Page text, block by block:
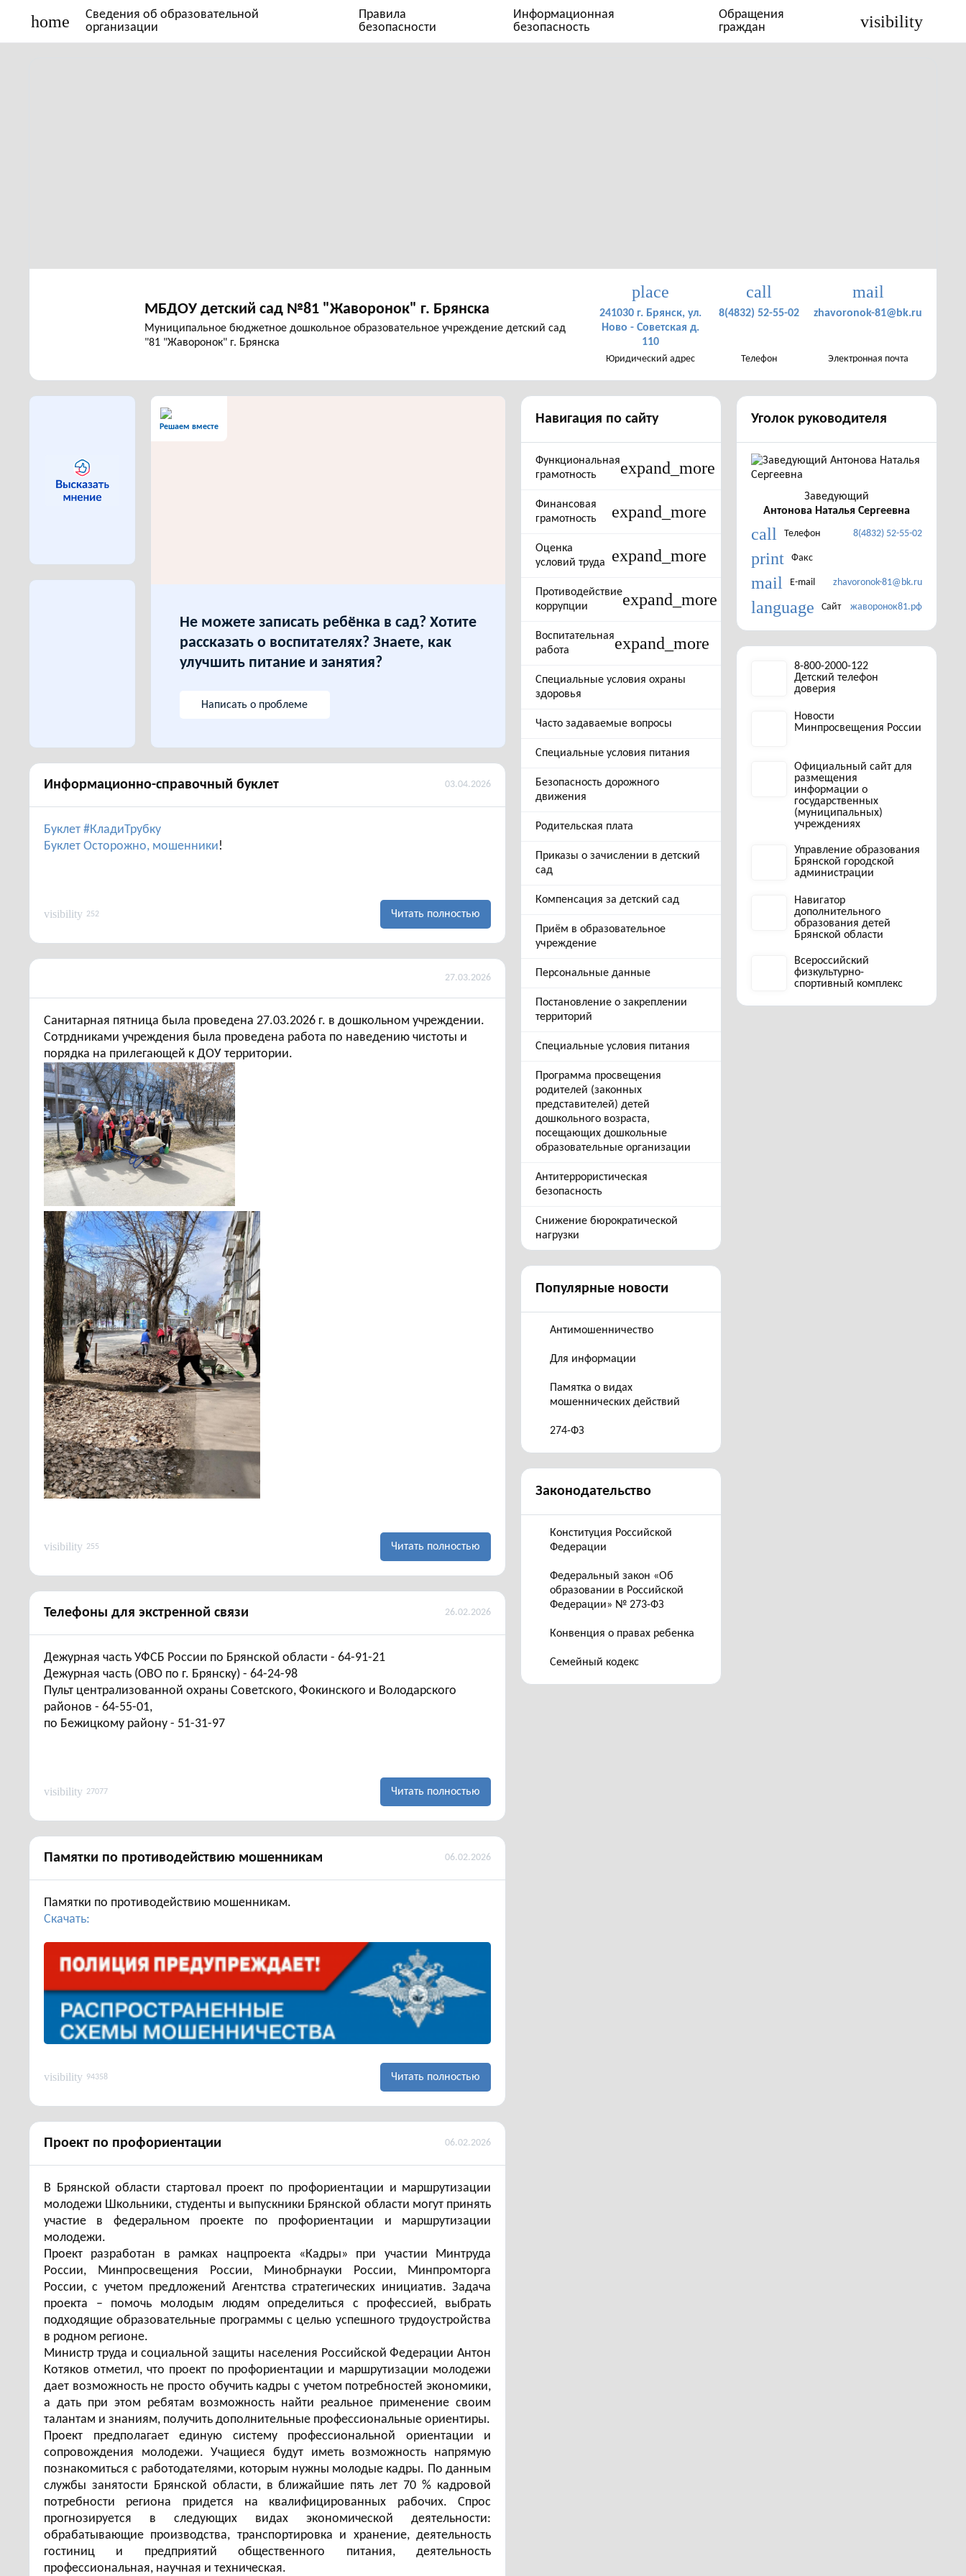
home
Сведения об образовательной
организации
Правила
безопасности
Информационная
безопасность
Обращения
граждан
visibility
МБДОУ детский сад №81 "Жаворонок" г. Брянска
Муниципальное бюджетное дошкольное образовательное учреждение детский сад
"81 "Жаворонок" г. Брянска
place
241030 г. Брянск, ул.
Ново - Советская д.
110
Юридический адрес
call
8(4832) 52-55-02
Телефон
mail
zhavoronok-81@bk.ru
Электронная почта
Решаем вместе
Не можете записать ребёнка в сад? Хотите
рассказать о воспитателях? Знаете, как
улучшить питание и занятия?
Написать о проблеме
Информационно-справочный буклет 03.04.2026
Буклет #КладиТрубку
Буклет Осторожно, мошенники!
visibility 252 Читать полностью
27.03.2026
Санитарная пятница была проведена 27.03.2026 г. в дошкольном учреждении.
Сотрдниками учреждения была проведена работа по наведению чистоты и
порядка на прилегающей к ДОУ территории.
visibility 255 Читать полностью
Телефоны для экстренной связи 26.02.2026
Дежурная часть УФСБ России по Брянской области - 64-91-21
Дежурная часть (ОВО по г. Брянску) - 64-24-98
Пульт централизованной охраны Советского, Фокинского и Володарского
районов - 64-55-01,
по Бежицкому району - 51-31-97
visibility 27077 Читать полностью
Памятки по противодействию мошенникам 06.02.2026
Памятки по противодействию мошенникам.
Скачать:
visibility 94358 Читать полностью
Проект по профориентации 06.02.2026
В Брянской области стартовал проект по профориентации и маршрутизации
молодежи Школьники, студенты и выпускники Брянской области могут принять
участие в федеральном проекте по профориентации и маршрутизации
молодежи.
Проект разработан в рамках нацпроекта «Кадры» при участии Минтруда
России, Минпросвещения России, Минобрнауки России, Минпромторга
России, с учетом предложений Агентства стратегических инициатив. Задача
проекта – помочь молодым людям определиться с профессией, выбрать
подходящие образовательные программы с целью успешного трудоустройства
в родном регионе.
Министр труда и социальной защиты населения Российской Федерации Антон
Котяков отметил, что проект по профориентации и маршрутизации молодежи
дает возможность не просто обучить кадры с учетом потребностей экономики,
а дать при этом ребятам возможность найти реальное применение своим
талантам и знаниям, получить дополнительные профессиональные ориентиры.
Проект предполагает единую систему профессиональной ориентации и
сопровождения молодежи. Учащиеся будут иметь возможность напрямую
познакомиться с работодателями, которым нужны молодые кадры. По данным
службы занятости Брянской области, в ближайшие пять лет 70 % кадровой
потребности региона придется на квалифицированных рабочих. Спрос
прогнозируется в следующих видах экономической деятельности:
обрабатывающие производства, транспортировка и хранение, деятельность
гостиниц и предприятий общественного питания, деятельность
профессиональная, научная и техническая.
Навигация по сайту
Функциональная
грамотность
expand_more
Финансовая
грамотность
expand_more
Оценка
условий труда
expand_more
Противодействие
коррупции
expand_more
Воспитательная
работа
expand_more
Специальные условия охраны
здоровья
Часто задаваемые вопросы
Специальные условия питания
Безопасность дорожного
движения
Родительская плата
Приказы о зачислении в детский
сад
Компенсация за детский сад
Приём в образовательное
учреждение
Персональные данные
Постановление о закреплении
территорий
Специальные условия питания
Программа просвещения
родителей (законных
представителей) детей
дошкольного возраста,
посещающих дошкольные
образовательные организации
Антитеррористическая
безопасность
Снижение бюрократической
нагрузки
Популярные новости
Антимошенничество
Для информации
Памятка о видах
мошеннических действий
274-ФЗ
Законодательство
Конституция Российской
Федерации
Федеральный закон «Об
образовании в Российской
Федерации» № 273-ФЗ
Конвенция о правах ребенка
Семейный кодекс
Уголок руководителя
Заведующий
Антонова Наталья Сергеевна
call Телефон 8(4832) 52-55-02
print Факс
mail E-mail zhavoronok-81@bk.ru
language Сайт жаворонок81.рф
8-800-2000-122
Детский телефон
доверия
Новости
Минпросвещения России
Официальный сайт для
размещения
информации о
государственных
(муниципальных)
учреждениях
Управление образования
Брянской городской
администрации
Навигатор
дополнительного
образования детей
Брянской области
Всероссийский
физкультурно-
спортивный комплекс